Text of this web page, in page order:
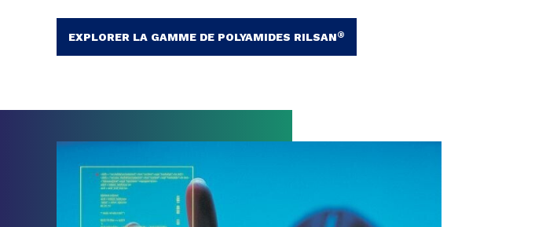
EXPLORER LA GAMME DE POLYAMIDES RILSAN®